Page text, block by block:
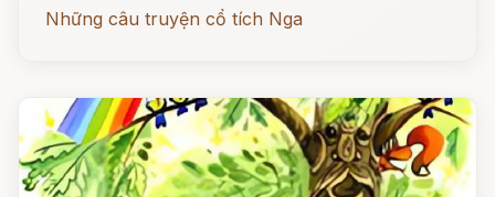
Những câu truyện cổ tích Nga